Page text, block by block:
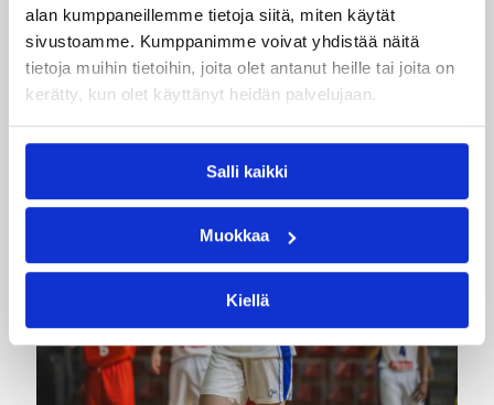
alan kumppaneillemme tietoja siitä, miten käytät
sivustoamme. Kumppanimme voivat yhdistää näitä
tietoja muihin tietoihin, joita olet antanut heille tai joita on
kerätty, kun olet käyttänyt heidän palvelujaan.
Salli kaikki
Muokkaa
Kiellä
Katso myös